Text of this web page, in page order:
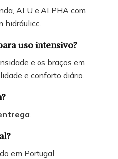
ALU e ALPHA com
hidráulico.
uso intensivo?
e os braços em
e conforto diário.
.
em Portugal.